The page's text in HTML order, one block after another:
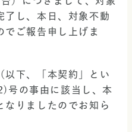
了し、本日、対象不動
でご報告申し上げま
以下、「本契約」とい
号の事由に該当し、本
なりましたのでお知ら